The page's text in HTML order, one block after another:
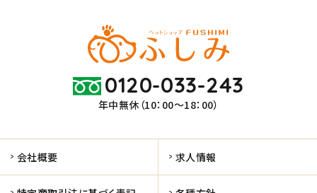
0120-033-243
年中無休（10：00～18：00）
会社概要 求人情報